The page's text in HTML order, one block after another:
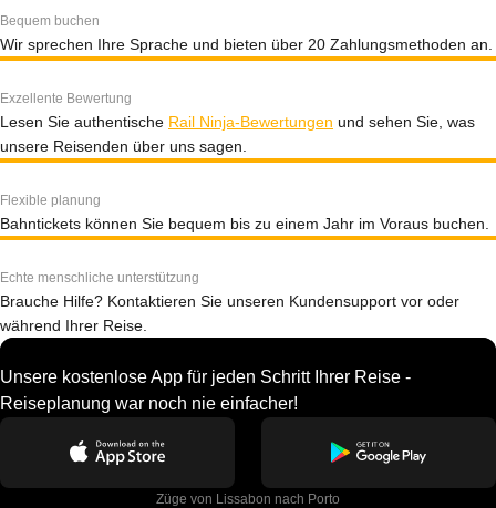
Bequem buchen
Wir sprechen Ihre Sprache und bieten über 20 Zahlungsmethoden an.
Exzellente Bewertung
Lesen Sie authentische Rail Ninja-Bewertungen und sehen Sie, was
unsere Reisenden über uns sagen.
Flexible planung
Bahntickets können Sie bequem bis zu einem Jahr im Voraus buchen.
Echte menschliche unterstützung
Brauche Hilfe? Kontaktieren Sie unseren Kundensupport vor oder
während Ihrer Reise.
Unsere kostenlose App für jeden Schritt Ihrer Reise -
Reiseplanung war noch nie einfacher!
Züge von Lissabon nach Porto